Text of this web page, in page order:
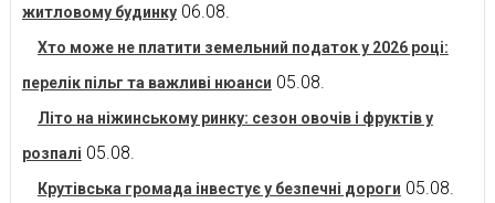
житловому будинку 06.08.
Хто може не платити земельний податок у 2026 році:
перелік пільг та важливі нюанси 05.08.
Літо на ніжинському ринку: сезон овочів і фруктів у
розпалі 05.08.
Крутівська громада інвестує у безпечні дороги 05.08.